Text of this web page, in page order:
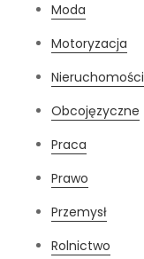
Moda
Motoryzacja
Nieruchomości
Obcojęzyczne
Praca
Prawo
Przemysł
Rolnictwo